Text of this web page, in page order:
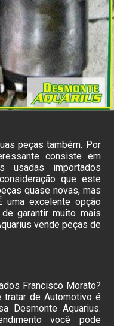
peças também. Por
consiste em
usadas importados
que este
quase novas, mas
uma excelente opção
garantir muito mais
vende peças de
Francisco Morato?
de Automotivo é
Desmonte Aquarius.
você pode